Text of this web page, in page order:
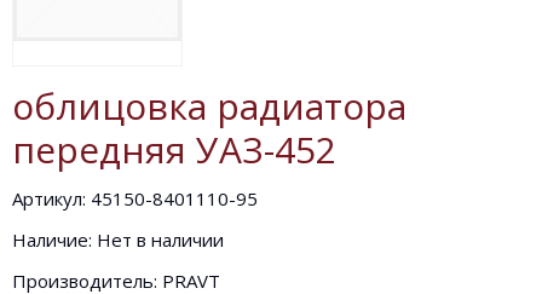
облицовка радиатора
передняя УАЗ-452
Артикул: 45150-8401110-95
Наличие: Нет в наличии
Производитель: PRAVT